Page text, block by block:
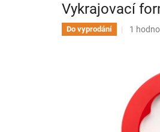
Vykrajovací
Do vyprodání
5
1